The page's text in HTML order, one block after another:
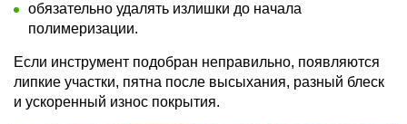
обязательно удалять излишки до начала
полимеризации.
Если инструмент подобран неправильно, появляются
липкие участки, пятна после высыхания, разный блеск
и ускоренный износ покрытия.